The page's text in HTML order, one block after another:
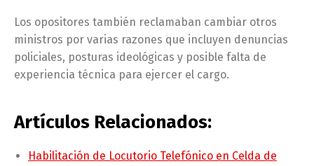
Los opositores también reclamaban cambiar otros
ministros por varias razones que incluyen denuncias
policiales, posturas ideológicas y posible falta de
experiencia técnica para ejercer el cargo.
Artículos Relacionados:
Habilitación de Locutorio Telefónico en Celda de